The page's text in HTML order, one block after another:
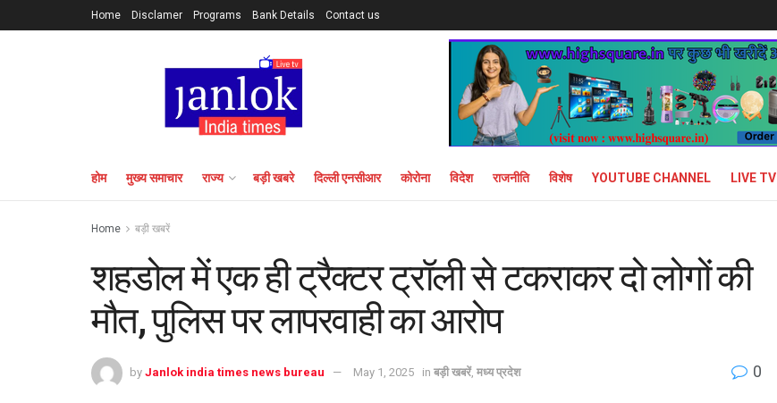
Home Disclamer Programs Bank Details Contact us
होम मुख्य समाचार राज्य बड़ी खबरे दिल्ली एनसीआर कोरोना विदेश राजनीति विशेष YOUTUBE CHANNEL LIVE TV
Home बड़ी खबरें
शहडोल में एक ही ट्रैक्टर ट्रॉली से टकराकर दो लोगों की
मौत, पुलिस पर लापरवाही का आरोप
by Janlok india times news bureau May 1, 2025 in बड़ी खबरें, मध्य प्रदेश 0